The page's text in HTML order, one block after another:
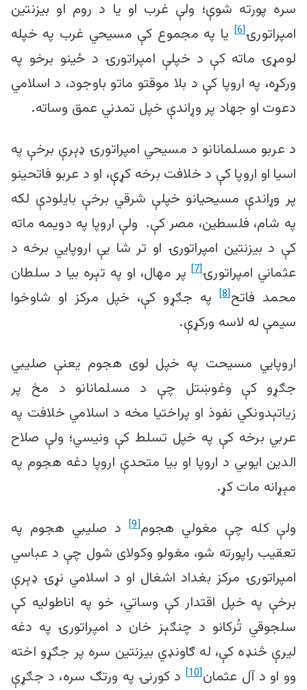
سره پورته شوې؛ ولې غرب او یا د روم او بیزنتین
امپراتورۍ[6]
یا په مجموع کې مسیحي غرب په خپله
لومړۍ ماته کې د خپلې امپراتورۍ د ځینو برخو په
ورکړه، په اروپا کې د بلا موقتو ماتو باوجود، د اسلامي
دعوت او جهاد پر وړاندې خپل تمدني عمق وساته.
د عربو مسلمانانو د مسیحي امپراتورۍ ډېرې برخې په
اسیا او اروپا کې د خلافت برخه کړې، او د عربو فاتحینو
پر وړاندې مسیحیانو خپلې شرقي برخې بایلودې لکه
په شام، فلسطین، مصر کې. ولې اروپا په دویمه ماته
کې د بیزنتین امپراتورۍ او تر شا یې اروپایي برخه د
عثماني امپراتورۍ[7]
پر مهال، او په تېره بیا د سلطان
محمد فاتح[8] په جګړو کې، خپل مرکز او شاوخوا
سیمې له لاسه ورکړې.
اروپایي مسیحت په خپل لوی هجوم یعنې صلیبي
جګړو کې وغوښتل چې د مسلمانانو د مخ پر
زیاتېدونکي نفوذ او پراختیا مخه د اسلامي خلافت په
عربي برخه کې په خپل تسلط کې ونیسي؛ ولې صلاح
الدین ایوبي د اروپا او بیا متحدې اروپا دغه هجوم په
مېړانه مات کړ.
ولې کله چې مغولي هجوم[9] د صلیبي هجوم په
تعقیب راپورته شو، مغولو وکولای شول چې د عباسي
امپراتورۍ مرکز بغداد اشغال او د اسلامي نړۍ ډېرې
برخې په خپل اقتدار کې وساتي، خو په اناطولیه کې
سلجوقي تُرکانو د چنګېز خان د امپراتورۍ په دغه
لیرې څنډه کې، له ګاونډي بیزنتین سره پر جګړو اخته
وو او د آل عثمان[10]
د کورنۍ په ورتګ سره، د جګړې